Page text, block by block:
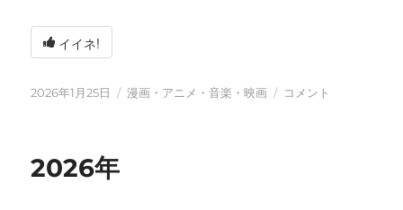
イイネ!
投
2026年1月25日
カ
漫画・アニメ・音楽・映画
tn-
コメント
2026年